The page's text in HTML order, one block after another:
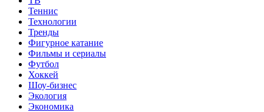
Теннис
Технологии
Тренды
Фигурное катание
Фильмы и сериалы
Футбол
Хоккей
Шоу-бизнес
Экология
Экономика